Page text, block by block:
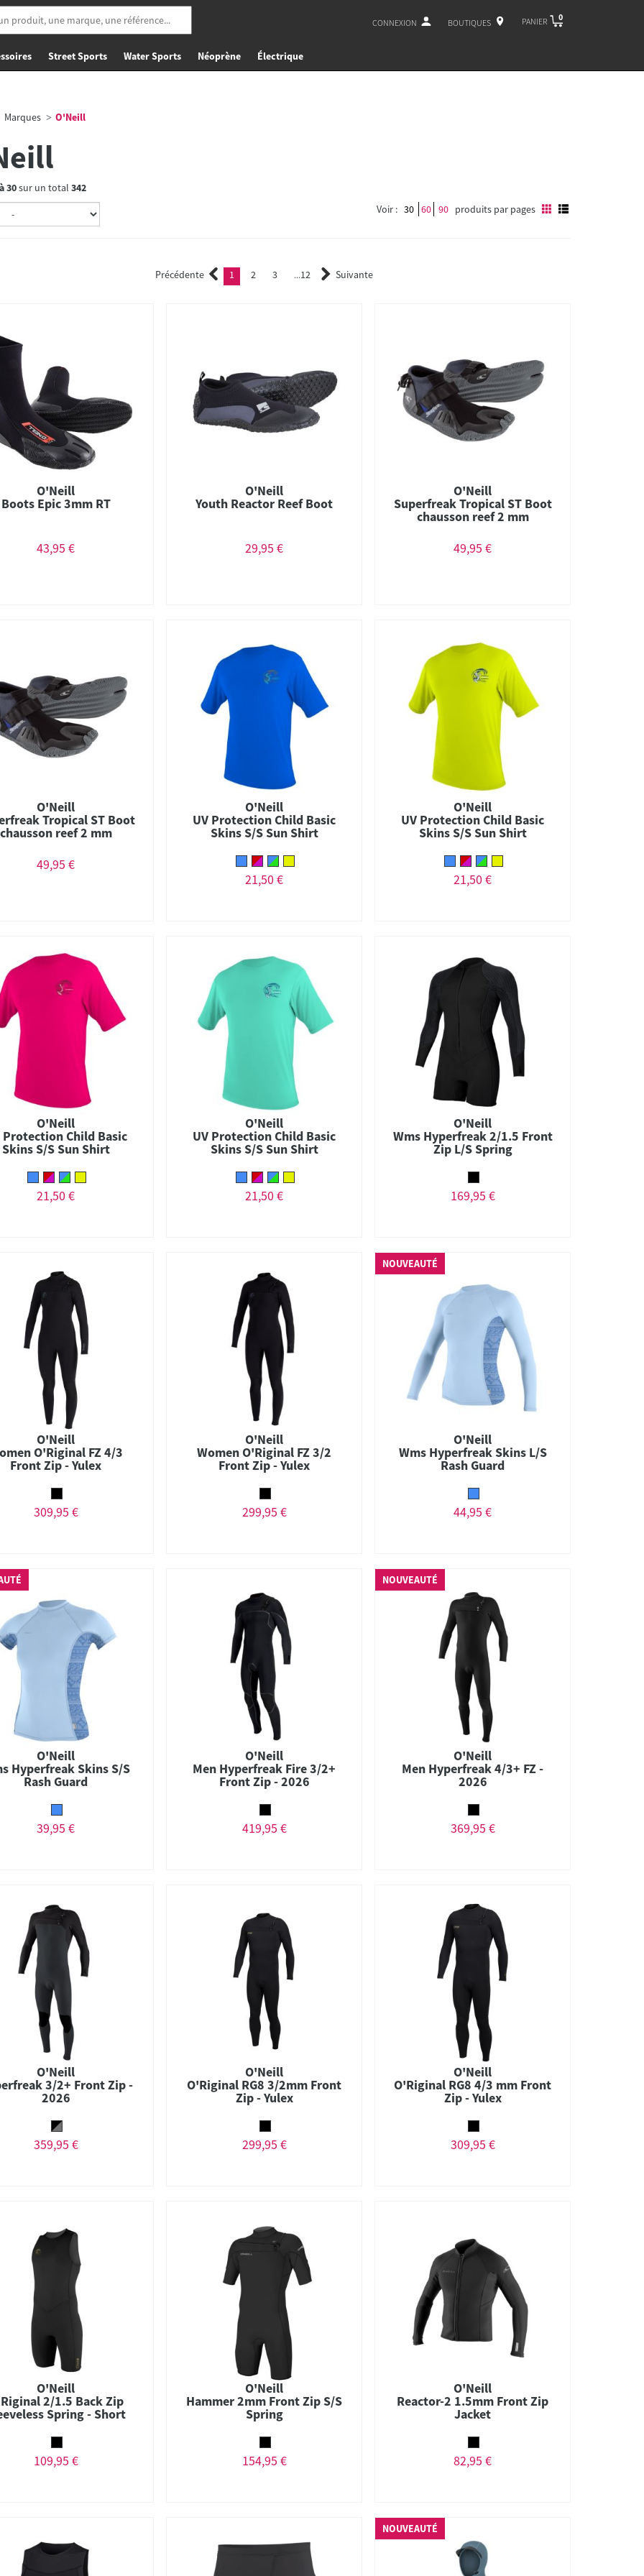
CONNEXION BOUTIQUES PANIER 0
Street Sports Water Sports Néoprène Électrique
Marques O'Neill
30sur un total 342
Voir : 30 60 90 produits par pages
Précédente 1 (current)
2 3 ...12 Suivante
O'Neill
Boots Epic 3mm RT
43,95 €
O'Neill
Youth Reactor Reef Boot
29,95 €
O'Neill
Superfreak Tropical ST Boot
chausson reef 2 mm
49,95 €
O'Neill
Tropical ST Boot
chausson reef 2 mm
49,95 €
O'Neill
UV Protection Child Basic
Skins S/S Sun Shirt
21,50 €
O'Neill
UV Protection Child Basic
Skins S/S Sun Shirt
21,50 €
O'Neill
Protection Child Basic
Skins S/S Sun Shirt
21,50 €
O'Neill
UV Protection Child Basic
Skins S/S Sun Shirt
21,50 €
O'Neill
Wms Hyperfreak 2/1.5 Front
Zip L/S Spring
169,95 €
O'Neill
O'Riginal FZ 4/3
Front Zip - Yulex
309,95 €
O'Neill
Women O'Riginal FZ 3/2
Front Zip - Yulex
299,95 €
NOUVEAUTÉ
O'Neill
Wms Hyperfreak Skins L/S
Rash Guard
44,95 €
O'Neill
Hyperfreak Skins S/S
Rash Guard
39,95 €
O'Neill
Men Hyperfreak Fire 3/2+
Front Zip - 2026
419,95 €
NOUVEAUTÉ
O'Neill
Men Hyperfreak 4/3+ FZ -
2026
369,95 €
O'Neill
3/2+ Front Zip -
2026
359,95 €
O'Neill
O'Riginal RG8 3/2mm Front
Zip - Yulex
299,95 €
O'Neill
O'Riginal RG8 4/3 mm Front
Zip - Yulex
309,95 €
O'Neill
2/1.5 Back Zip
Spring - Short
John
109,95 €
O'Neill
Hammer 2mm Front Zip S/S
Spring
154,95 €
O'Neill
Reactor-2 1.5mm Front Zip
Jacket
82,95 €
NOUVEAUTÉ